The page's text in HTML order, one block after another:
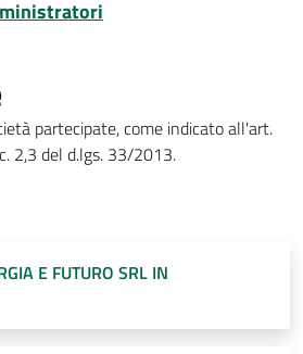
partecipate, come indicato all'art.
2,3 del d.lgs. 33/2013.
E FUTURO SRL IN